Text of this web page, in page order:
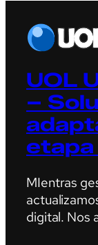
UOL
–
etapa
MIentras
digital. Nos